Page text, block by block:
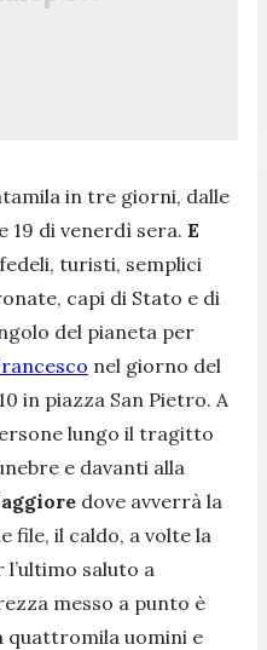
in tre giorni, dalle
19 di venerdì sera. E
turisti, semplici
capi di Stato e di
del pianeta per
nel giorno del
in piazza San Pietro. A
lungo il tragitto
e davanti alla
dove avverrà la
file, il caldo, a volte la
saluto a
messo a punto è
quattromila uomini e